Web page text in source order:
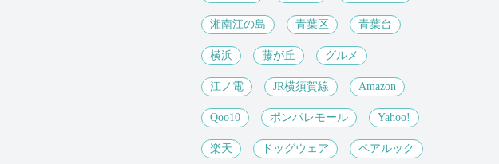
湘南江の島 青葉区 青葉台
横浜 藤が丘 グルメ
江ノ電 JR横須賀線 Amazon
Qoo10 ポンパレモール Yahoo!
楽天 ドッグウェア ペアルック